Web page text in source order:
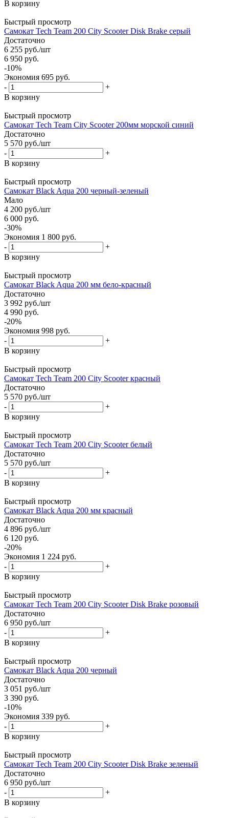
В корзину
Быстрый просмотр
Самокат Tech Team 200 City Scooter Disk Brake серый
Достаточно
6 255 руб./шт
6 950 руб.
-10%
Экономия 695 руб.
-
+
В корзину
Быстрый просмотр
Самокат Tech Team City Scooter 200мм морской синий
Достаточно
5 570 руб./шт
-
+
В корзину
Быстрый просмотр
Самокат Black Aqua 200 черный-зеленый
Мало
4 200 руб./шт
6 000 руб.
-30%
Экономия 1 800 руб.
-
+
В корзину
Быстрый просмотр
Самокат Black Aqua 200 мм бело-красный
Достаточно
3 992 руб./шт
4 990 руб.
-20%
Экономия 998 руб.
-
+
В корзину
Быстрый просмотр
Самокат Tech Team 200 City Scooter красный
Достаточно
5 570 руб./шт
-
+
В корзину
Быстрый просмотр
Самокат Tech Team 200 City Scooter белый
Достаточно
5 570 руб./шт
-
+
В корзину
Быстрый просмотр
Самокат Black Aqua 200 мм красный
Достаточно
4 896 руб./шт
6 120 руб.
-20%
Экономия 1 224 руб.
-
+
В корзину
Быстрый просмотр
Самокат Tech Team 200 City Scooter Disk Brake розовый
Достаточно
6 950 руб./шт
-
+
В корзину
Быстрый просмотр
Самокат Black Aqua 200 черный
Достаточно
3 051 руб./шт
3 390 руб.
-10%
Экономия 339 руб.
-
+
В корзину
Быстрый просмотр
Самокат Tech Team 200 City Scooter Disk Brake зеленый
Достаточно
6 950 руб./шт
-
+
В корзину